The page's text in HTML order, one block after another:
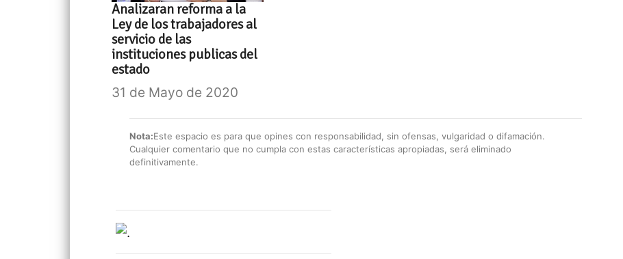
Analizaran reforma a la
Ley de los trabajadores al
servicio de las
instituciones publicas del
estado
31 de Mayo de 2020
Nota:Este espacio es para que opines con responsabilidad, sin ofensas, vulgaridad o difamación.
Cualquier comentario que no cumpla con estas características apropiadas, será eliminado
definitivamente.